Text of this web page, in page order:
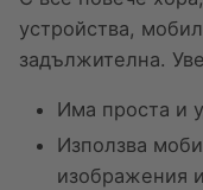
устройства,
задължителна.
Има проста и
Използва
изображения